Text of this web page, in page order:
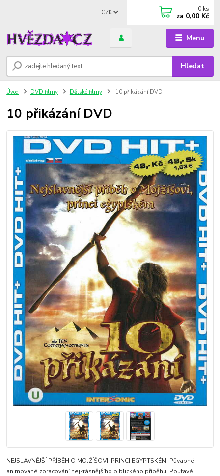
Menu
CZK
Hledat
0 ks
za 0,00 Kč
Úvod DVD filmy Dětské filmy 10 přikázání DVD
10 přikázání DVD
NEJSLAVNĚJŠÍ PŘÍBĚH O MOJŽÍŠOVI, PRINCI EGYPTSKÉM. Půvabné
animované zpracování nejkrásnějšího biblického příběhu. Poutavé